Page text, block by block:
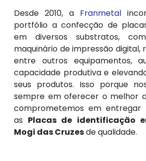
Desde 2010, a Franmetal
portfólio a confecção de
em diversos substratos,
maquinário de impressão
entre outros equipamentos,
capacidade produtiva e
seus produtos. Isso porque
sempre em oferecer o melhor
comprometemos em entregar
as Placas de identificação
Mogi das Cruzesde qualidade.